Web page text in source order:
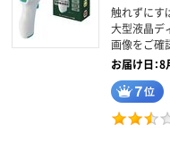
触れずにす
大型液晶
画像をご確
お届け日：8